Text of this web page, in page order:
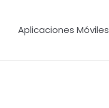
Aplicaciones Móviles